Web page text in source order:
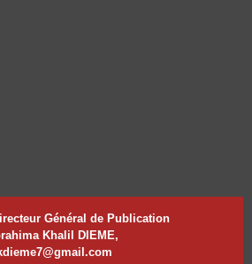
Général de Publication
Khalil DIEME,